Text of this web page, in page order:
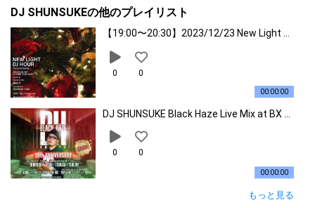
23. Faneto - Chief Keef
24. Mercy - Kanye West ft Big Sean, Pusha
T & 2 Chainz
25. CARNIVAL - Kanye West & Ty Dolla Sig
26. Racks - YC ft Future
バスケットボールを担当。その選曲はメディアやSNSでも話題に
なった。
DJ SHUNSUKEの他のプレイリスト
0 0
00:00:00
0 0
00:00:00
もっと見る